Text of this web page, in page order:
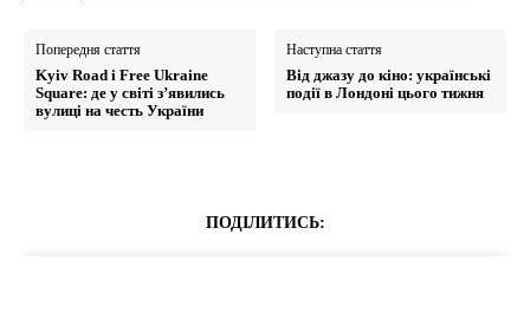
Попередня стаття
Kyiv Road і Free Ukraine
Square: де у світі з’явились
вулиці на честь України
Наступна стаття
Від джазу до кіно: українські
події в Лондоні цього тижня
ПОДІЛИТИСЬ: